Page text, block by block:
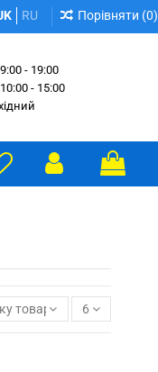
RU Порівняти (0)
9:00 - 19:00
10:00 - 15:00
товари в наявності
6